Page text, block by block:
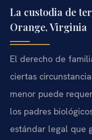
La custodia de
Orange, Virginia
El derecho de
ciertas
menor puede
los padres
estándar legal que